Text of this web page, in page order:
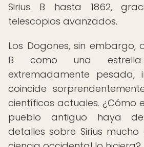
Sirius B hasta 1862,
telescopios avanzados.
Los Dogones, sin embargo,
B como una
extremadamente pesada,
coincide
científicos actuales. ¿Cómo
pueblo antiguo haya
detalles sobre Sirius